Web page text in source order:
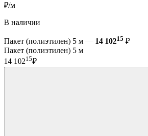
₽/м
В наличии
Пакет (полиэтилен) 5 м — 14 10215 ₽
Пакет (полиэтилен) 5 м
14 10215₽